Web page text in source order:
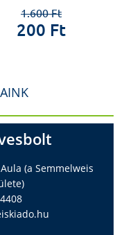
1.600 Ft
200 Ft
(a Semmelweis